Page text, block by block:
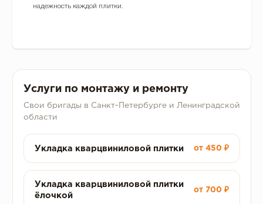
надежность каждой плитки.
Услуги по монтажу и ремонту
Свои бригады в Санкт-Петербурге и Ленинградской
области
Укладка кварцвиниловой плитки от 450 ₽
Укладка кварцвиниловой плитки
ёлочкой
от 700 ₽